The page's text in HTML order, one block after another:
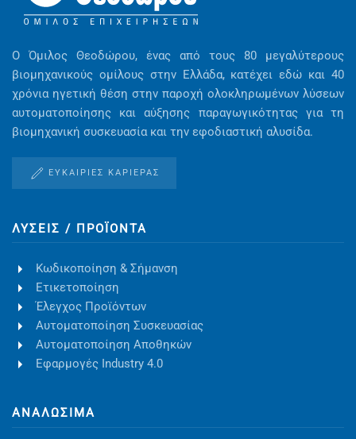
Ο Όμιλος Θεοδώρου, ένας από τους 80 μεγαλύτερους
βιομηχανικούς ομίλους στην Ελλάδα, κατέχει εδώ και 40
χρόνια ηγετική θέση στην παροχή ολοκληρωμένων λύσεων
αυτοματοποίησης και αύξησης παραγωγικότητας για τη
βιομηχανική συσκευασία και την εφοδιαστική αλυσίδα.
ΕΥΚΑΙΡΊΕΣ ΚΑΡΙΈΡΑΣ
ΛΎΣΕΙΣ / ΠΡΟΪΌΝΤΑ
Κωδικοποίηση & Σήμανση
Ετικετοποίηση
Έλεγχος Προϊόντων
Αυτοματοποίηση Συσκευασίας
Αυτοματοποίηση Αποθηκών
Εφαρμογές Industry 4.0
ΑΝΑΛΏΣΙΜΑ